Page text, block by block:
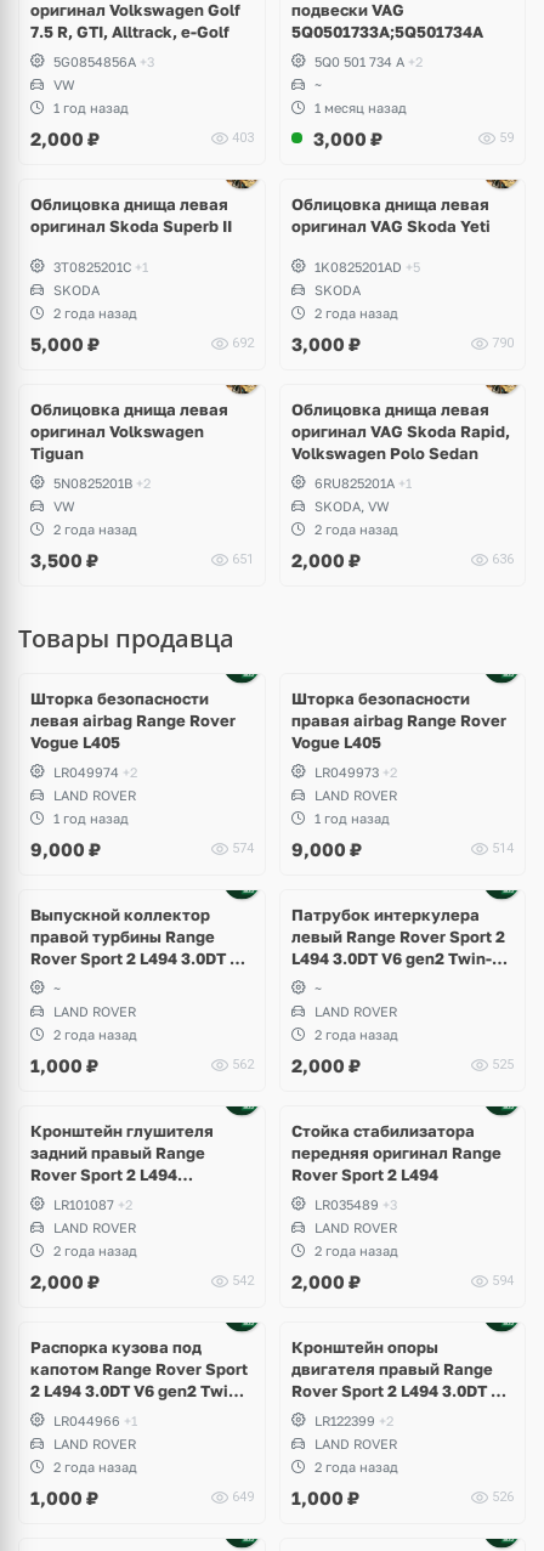
оригинал Volkswagen Golf
7.5 R, GTI, Alltrack, e-Golf
5G0854856A +3
VW
1 год назад
2,000 ₽ 403
подвески VAG
5Q0501733A;5Q501734A
5Q0 501 734 A +2
~
1 месяц назад
3,000 ₽ 59
Облицовка днища левая
оригинал Skoda Superb II
3T0825201C +1
SKODA
2 года назад
5,000 ₽ 692
Облицовка днища левая
оригинал VAG Skoda Yeti
1K0825201AD +5
SKODA
2 года назад
3,000 ₽ 790
Облицовка днища левая
оригинал Volkswagen
Tiguan
5N0825201B +2
VW
2 года назад
3,500 ₽ 651
Облицовка днища левая
оригинал VAG Skoda Rapid,
Volkswagen Polo Sedan
6RU825201A +1
SKODA, VW
2 года назад
2,000 ₽ 636
Товары продавца
Шторка безопасности
левая airbag Range Rover
Vogue L405
LR049974 +2
LAND ROVER
1 год назад
9,000 ₽ 574
Шторка безопасности
правая airbag Range Rover
Vogue L405
LR049973 +2
LAND ROVER
1 год назад
9,000 ₽ 514
Выпускной коллектор
правой турбины Range
Rover Sport 2 L494 3.0DT V6
gen2 Twin-turbo
~
LAND ROVER
2 года назад
1,000 ₽ 562
Патрубок интеркулера
левый Range Rover Sport 2
L494 3.0DT V6 gen2 Twin-
turbo
~
LAND ROVER
2 года назад
2,000 ₽ 525
Кронштейн глушителя
задний правый Range
Rover Sport 2 L494
рестайлинг
LR101087 +2
LAND ROVER
2 года назад
2,000 ₽ 542
Стойка стабилизатора
передняя оригинал Range
Rover Sport 2 L494
LR035489 +3
LAND ROVER
2 года назад
2,000 ₽ 594
Распорка кузова под
капотом Range Rover Sport
2 L494 3.0DT V6 gen2 Twin-
turboLR044966 +1
LAND ROVER
2 года назад
1,000 ₽ 649
Кронштейн опоры
двигателя правый Range
Rover Sport 2 L494 3.0DT V6
gen2 Twin-turbo
LR122399 +2
LAND ROVER
2 года назад
1,000 ₽ 526